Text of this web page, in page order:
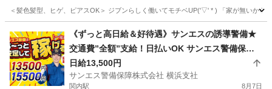
＜髪色髪型、ヒゲ、ピアスOK＞ ジブンらしく働いてモチベUP('▽' * ) 「家が無いか
相武台前駅 警備員
《ずっと高日給＆好待遇》サンエスの誘導警備★
交通費”全額”支給！日払いOK サンエス警備保障
株式会社 横浜支社 関内
日給13,500円
サンエス警備保障株式会社 横浜支社
関内駅 8月7日